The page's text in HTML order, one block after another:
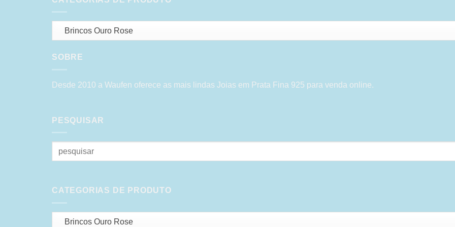
Brincos Ouro Rose
SOBRE
Desde 2010 a Waufen oferece as mais lindas Joias em Prata Fina 925 para venda online.
PESQUISAR
Pesquisar
por:
CATEGORIAS DE PRODUTO
Brincos Ouro Rose